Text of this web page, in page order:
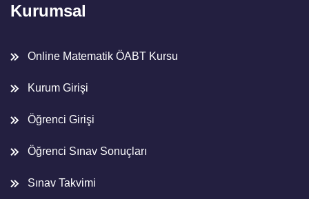
Kurumsal
Online Matematik ÖABT Kursu
Kurum Girişi
Öğrenci Girişi
Öğrenci Sınav Sonuçları
Sınav Takvimi